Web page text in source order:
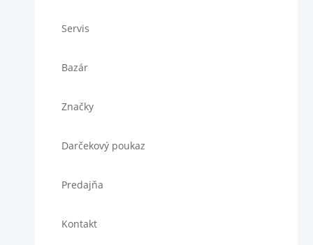
Servis
Bazár
Značky
Darčekový poukaz
Predajňa
Kontakt